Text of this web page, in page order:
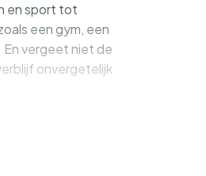
en sport tot
een gym, een
vergeet niet de
onvergetelijk